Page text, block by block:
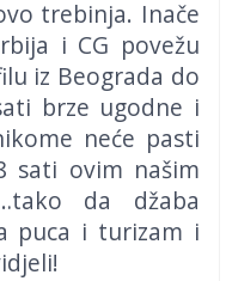
trebinja. Inače
i CG povežu
iz Beograda do
brze ugodne i
neće pasti
sati ovim našim
da džaba
puca i turizam i